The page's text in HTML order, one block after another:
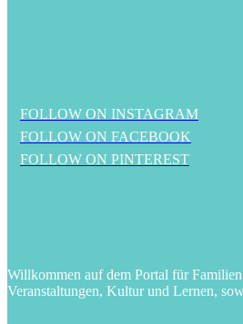
FOLLOW ON INSTAGRAM
FOLLOW ON FACEBOOK
FOLLOW ON PINTEREST
Willkommen auf dem Portal für
Veranstaltungen, Kultur und Lernen,